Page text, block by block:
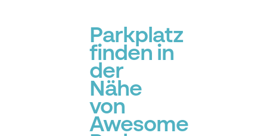
Parkplatz
finden in
der
Nähe
von
Awesome